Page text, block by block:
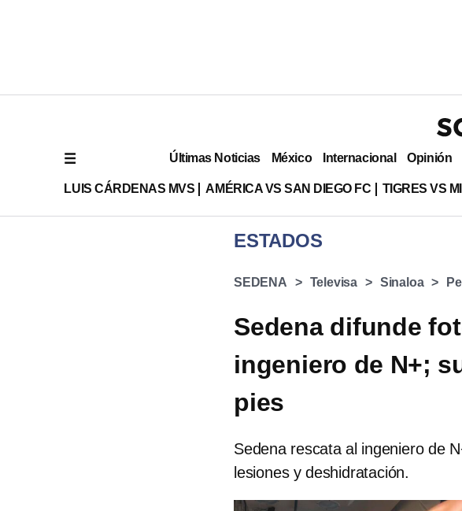
Últimas Noticias México Internacional Opinión
LUIS CÁRDENAS MVS AMÉRICA VS SAN DIEGO FC TIGRES VS
ESTADOS
SEDENA Televisa Sinaloa
Sedena difunde
ingeniero de N+;
pies
Sedena rescata al ingeniero de
lesiones y deshidratación.